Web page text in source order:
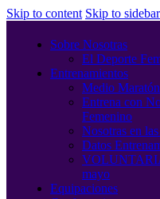
Skip to content Skip to sidebar
Sobre Nosotras
El Deporte
Entrenamientos
Medio
Entrena con
Femenino
Nosotras en
Datos
mayo
Equipaciones